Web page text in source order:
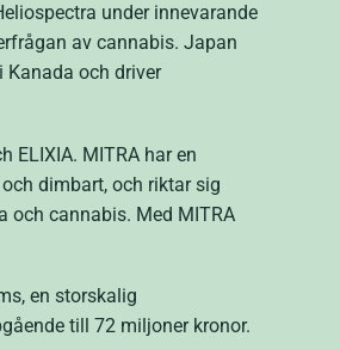
under innevarande
av cannabis. Japan
Kanada och driver
ELIXIA. MITRA har en
dimbart, och riktar sig
och cannabis. Med MITRA
en storskalig
till 72 miljoner kronor.